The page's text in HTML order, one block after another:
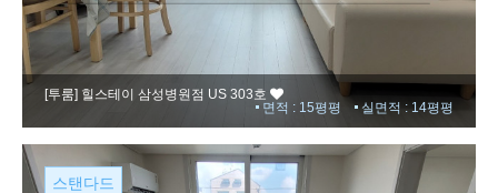
[투룸] 힐스테이 삼성병원점 US 303호
면적 : 15평평
실면적 : 14평평
스탠다드